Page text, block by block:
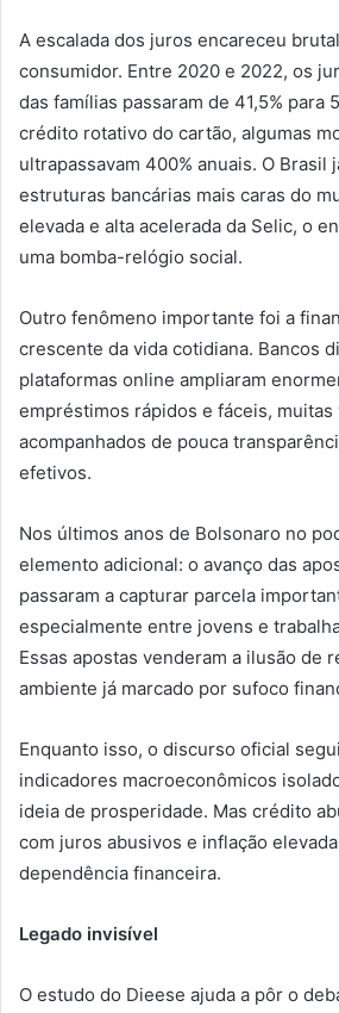
A escalada dos juros encareceu
consumidor. Entre 2020 e 2022, os
das famílias passaram de 41,5% para
crédito rotativo do cartão, algumas
ultrapassavam 400% anuais. O Brasil
estruturas bancárias mais caras do
elevada e alta acelerada da Selic, o
uma bomba-relógio social.
Outro fenômeno importante foi a
crescente da vida cotidiana. Bancos
plataformas online ampliaram
empréstimos rápidos e fáceis, muitas
acompanhados de pouca
efetivos.
Nos últimos anos de Bolsonaro no
elemento adicional: o avanço das
passaram a capturar parcela
especialmente entre jovens e
Essas apostas venderam a ilusão de
ambiente já marcado por sufoco
Enquanto isso, o discurso oficial
indicadores macroeconômicos
ideia de prosperidade. Mas crédito
com juros abusivos e inflação
dependência financeira.
Legado invisível
O estudo do Dieese ajuda a pôr o